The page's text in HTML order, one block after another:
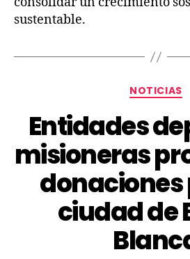
sustentable.
NOTICIAS
Entidades
misioneras
donaciones
ciudad de